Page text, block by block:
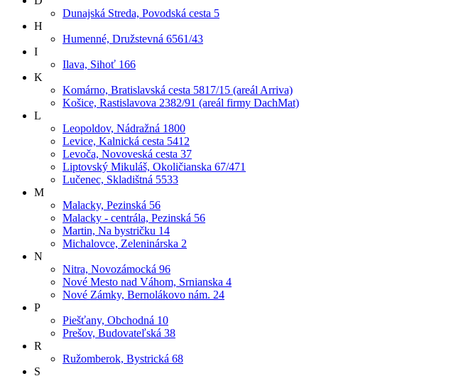
Dunajská Streda, Povodská cesta 5
H
Humenné, Družstevná 6561/43
I
Ilava, Sihoť 166
K
Komárno, Bratislavská cesta 5817/15 (areál Arriva)
Košice, Rastislavova 2382/91 (areál firmy DachMat)
L
Leopoldov, Nádražná 1800
Levice, Kalnická cesta 5412
Levoča, Novoveská cesta 37
Liptovský Mikuláš, Okoličianska 67/471
Lučenec, Skladištná 5533
M
Malacky, Pezinská 56
Malacky - centrála, Pezinská 56
Martin, Na bystričku 14
Michalovce, Zeleninárska 2
N
Nitra, Novozámocká 96
Nové Mesto nad Váhom, Srnianska 4
Nové Zámky, Bernolákovo nám. 24
P
Piešťany, Obchodná 10
Prešov, Budovateľská 38
R
Ružomberok, Bystrická 68
S